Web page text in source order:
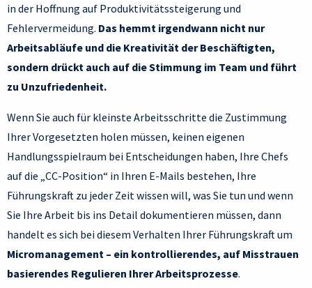
in der Hoffnung auf Produktivitätssteigerung und
Fehlervermeidung. Das hemmt irgendwann nicht nur
Arbeitsabläufe und die Kreativität der Beschäftigten,
sondern drückt auch auf die Stimmung im Team und führt
zu Unzufriedenheit.
Wenn Sie auch für kleinste Arbeitsschritte die Zustimmung
Ihrer Vorgesetzten holen müssen, keinen eigenen
Handlungsspielraum bei Entscheidungen haben, Ihre Chefs
auf die „CC-Position“ in Ihren E-Mails bestehen, Ihre
Führungskraft zu jeder Zeit wissen will, was Sie tun und wenn
Sie Ihre Arbeit bis ins Detail dokumentieren müssen, dann
handelt es sich bei diesem Verhalten Ihrer Führungskraft um
Micromanagement – ein kontrollierendes, auf Misstrauen
basierendes Regulieren Ihrer Arbeitsprozesse.